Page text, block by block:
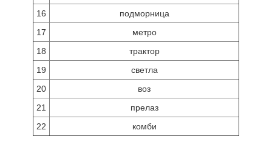
16
подморница
17
метро
18
трактор
19
светла
20
воз
21
прелаз
22
комби